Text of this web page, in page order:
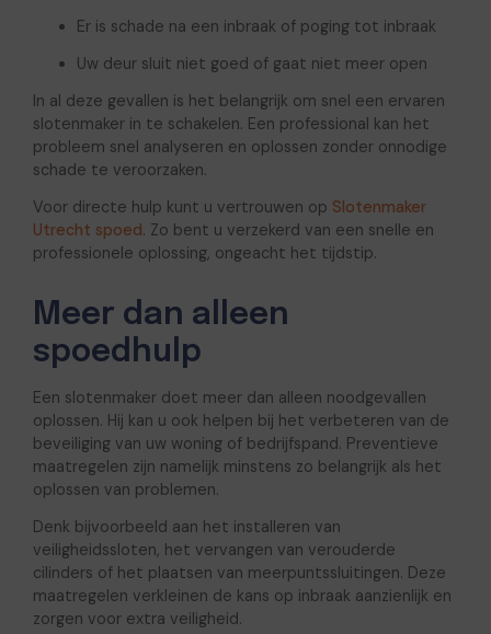
Er is schade na een inbraak of poging tot inbraak
Uw deur sluit niet goed of gaat niet meer open
In al deze gevallen is het belangrijk om snel een ervaren
slotenmaker in te schakelen. Een professional kan het
probleem snel analyseren en oplossen zonder onnodige
schade te veroorzaken.
Voor directe hulp kunt u vertrouwen op Slotenmaker
Utrecht spoed. Zo bent u verzekerd van een snelle en
professionele oplossing, ongeacht het tijdstip.
Meer dan alleen
spoedhulp
Een slotenmaker doet meer dan alleen noodgevallen
oplossen. Hij kan u ook helpen bij het verbeteren van de
beveiliging van uw woning of bedrijfspand. Preventieve
maatregelen zijn namelijk minstens zo belangrijk als het
oplossen van problemen.
Denk bijvoorbeeld aan het installeren van
veiligheidssloten, het vervangen van verouderde
cilinders of het plaatsen van meerpuntssluitingen. Deze
maatregelen verkleinen de kans op inbraak aanzienlijk en
zorgen voor extra veiligheid.